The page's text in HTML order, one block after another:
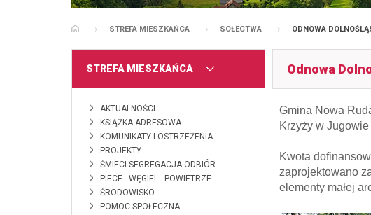
STRONA GŁÓWNA
STREFA MIESZKAŃCA SOŁECTWA ODNOWA
MENU
STREFA MIESZKAŃCA
AKTUALNOŚCI
KSIĄŻKA ADRESOWA
KOMUNIKATY I OSTRZEŻENIA
PROJEKTY
ŚMIECI-SEGREGACJA-ODBIÓR
PIECE - WĘGIEL - POWIETRZE
ŚRODOWISKO
POMOC SPOŁECZNA
Odnowa
Gmina Nowa
Krzyży w Jugowie
Kwota
zaprojektowano
elementy małej